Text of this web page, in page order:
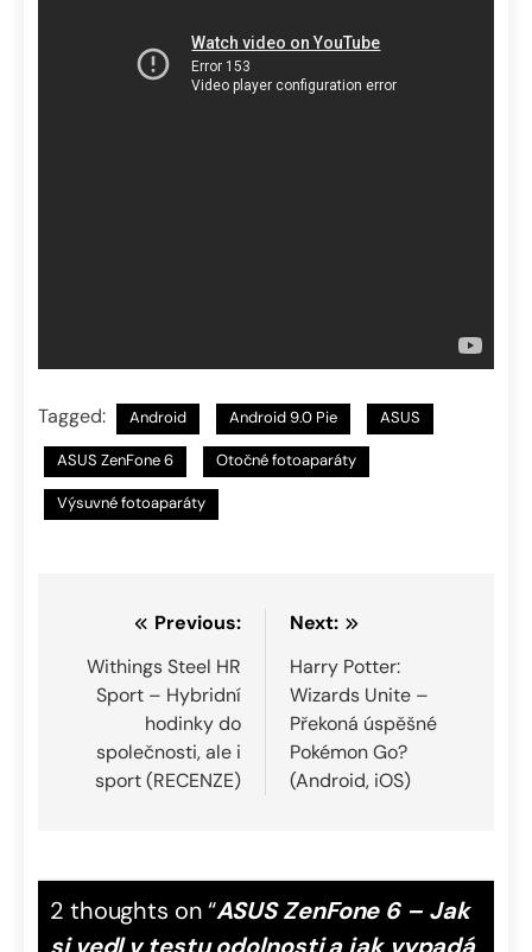
Tagged: Android Android 9.0 Pie ASUS
ASUS ZenFone 6 Otočné fotoaparáty
Výsuvné fotoaparáty
Navigace
pro
příspěvek
Previous:
Withings Steel HR
Sport – Hybridní
hodinky do
společnosti, ale i
sport (RECENZE)
Next:
Harry Potter:
Wizards Unite –
Překoná úspěšné
Pokémon Go?
(Android, iOS)
2 thoughts on “ASUS ZenFone 6 – Jak
si vedl v testu odolnosti a jak vypadá